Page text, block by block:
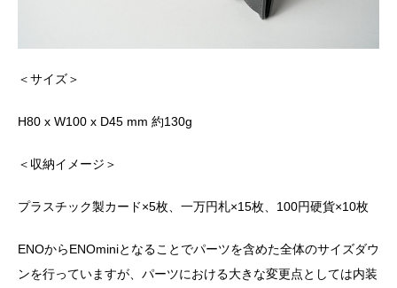
＜サイズ＞
H80 x W100 x D45 mm 約130g
＜収納イメージ＞
プラスチック製カード×5枚、一万円札×15枚、100円硬貨×10枚
ENOからENOminiとなることでパーツを含めた全体のサイズダウ
ンを行っていますが、パーツにおける大きな変更点としては内装